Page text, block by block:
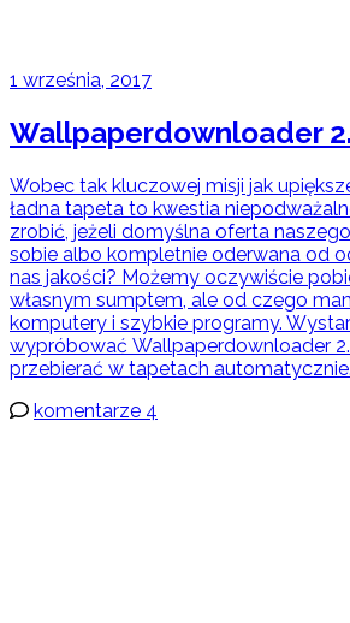
1 września, 2017
Wallpaperdownloader
Wobec tak kluczowej misji jak
ładna tapeta to kwestia
zrobić, jeżeli domyślna oferta
sobie albo kompletnie oderwana od
nas jakości? Możemy oczywiście
własnym sumptem, ale od czego
komputery i szybkie programy.
wypróbować Wallpaperdownloader
przebierać w tapetach
komentarze 4